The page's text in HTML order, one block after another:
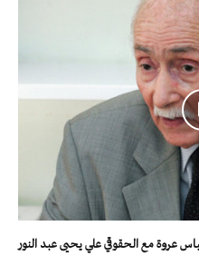
عروة مع الحقوقي علي يحيى عبد النور